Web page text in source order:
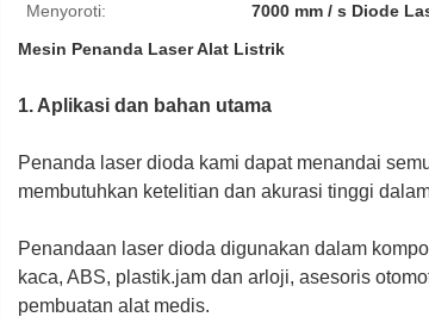
Menyoroti: 7000 mm / s Diode
Mesin Penanda Laser Alat Listrik
1. Aplikasi dan bahan utama
Penanda laser dioda kami dapat menandai
membutuhkan ketelitian dan akurasi tinggi
Penandaan laser dioda digunakan dalam
kaca, ABS, plastik.jam dan arloji, asesoris
pembuatan alat medis.